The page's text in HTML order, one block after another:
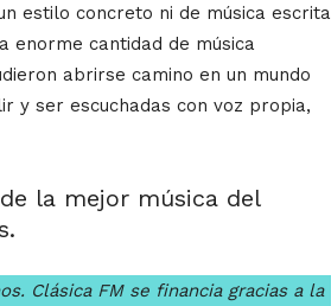
estilo concreto ni de música escrita
enorme cantidad de música
abrirse camino en un mundo
y ser escuchadas con voz propia,
la mejor música del
Clásica FM se financia gracias a la